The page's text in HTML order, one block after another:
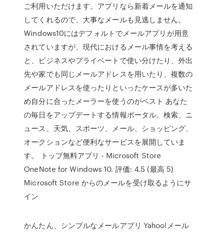
ご利用いただけます。アプリなら新着メールを通知
してくれるので、大事なメールも見逃しません。
Windows10にはデフォルトでメールアプリが用意
されていますが、現代におけるメール事情を考える
と、ビジネスやプライベートで使い分けたり、外出
先や家でも同じメールアドレスを用いたり、複数の
メールアドレスを使ったりといったケースが多いた
め自分に合ったメーラーを使うのがベスト あなた
の毎日をアップデートする情報ポータル。検索、ニ
ュース、天気、スポーツ、メール、ショッピング、
オークションなど便利なサービスを展開していま
す。 トップ無料アプリ - Microsoft Store
OneNote for Windows 10. 評価: 4.5 (最高 5)
Microsoft Store からのメールを受け取るようにサ
イン
かんたん、シンプルなメールアプリ Yahoo!メール